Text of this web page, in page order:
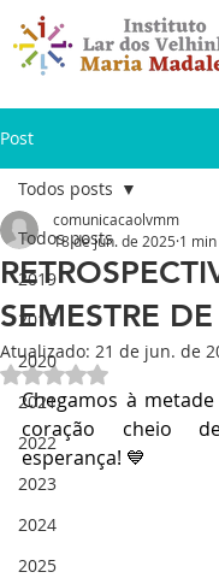
Post
Todos posts
2019
2018
2020
2021
2022
2023
2024
2025
Todos posts
SEMESTRE
comunicacaolvmm
18 de jun. de 2025 1
Atualizado: 21 de jun. de
Avaliado com NaN
Chegamos à
coração cheio
esperança! 💙